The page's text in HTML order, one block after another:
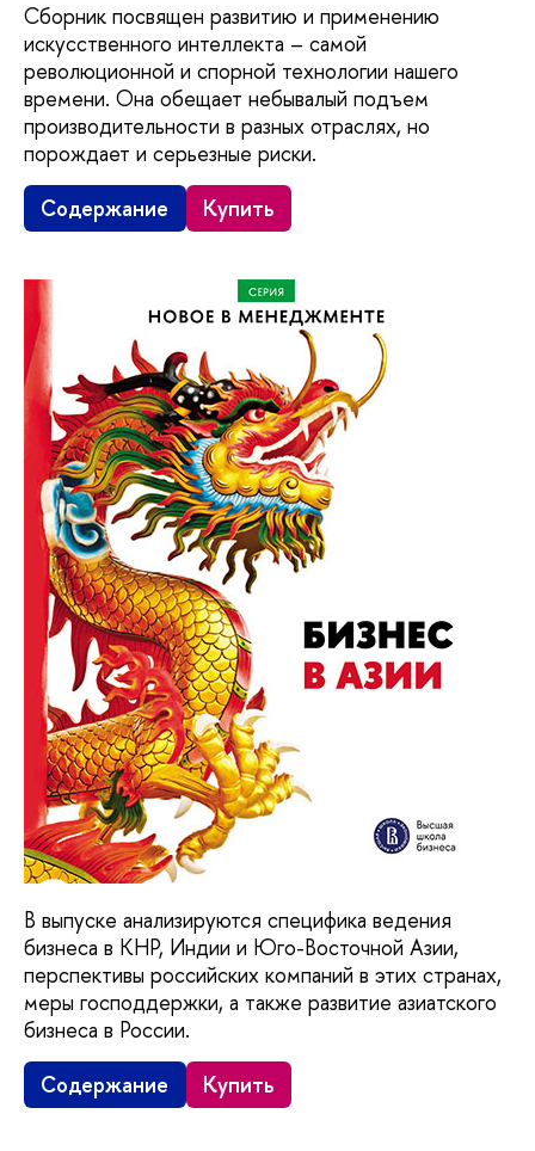
Сборник посвящен развитию и применению
искусственного интеллекта – самой
революционной и спорной технологии нашего
времени. Она обещает небывалый подъем
производительности в разных отраслях, но
порождает и серьезные риски.
Содержание
Купить
В выпуске анализируются специфика ведения
бизнеса в КНР, Индии и Юго-Восточной Азии,
перспективы российских компаний в этих странах,
меры господдержки, а также развитие азиатского
бизнеса в России.
Содержание
Купить